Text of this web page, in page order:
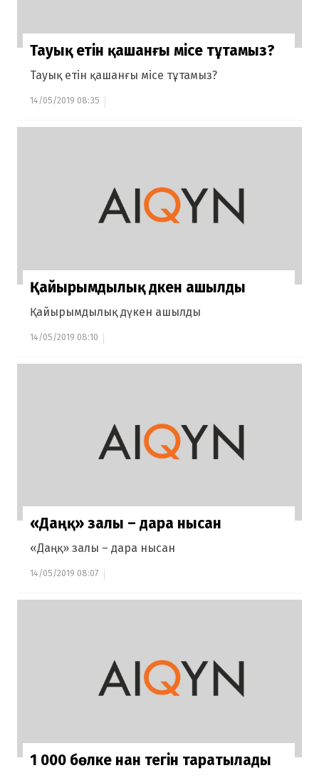
Тауық етін қашанғы місе тұтамыз?
Тауық етін қашанғы місе тұтамыз?
14/05/2019 08:35
Қайырымдылық дүкен ашылды
Қайырымдылық дүкен ашылды
14/05/2019 08:10
«Даңқ» залы – дара нысан
«Даңқ» залы – дара нысан
14/05/2019 08:07
1 000 бөлке нан тегін таратылады